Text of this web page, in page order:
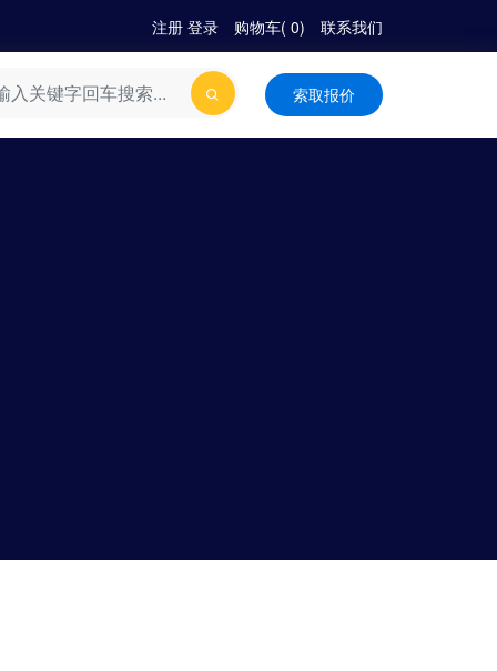
注册| 登录 购物车( 0) 联系我们
索取报价